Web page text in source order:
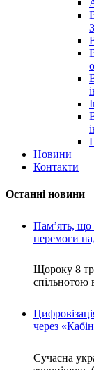
Новини
Контакти
Останні новини
Пам’ять, що
перемоги
Щороку 8
спільнотою
через
Сучасна